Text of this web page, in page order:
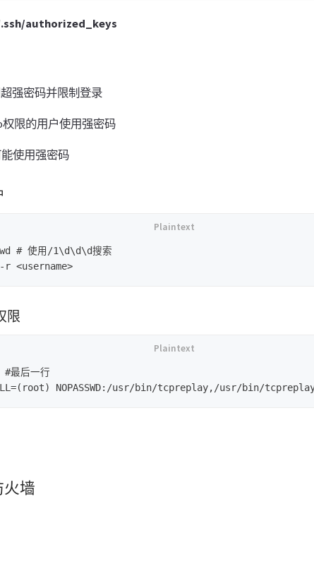
authorized_keys
强密码并限制登录
限的用户使用强密码
使用强密码
# 使用/1\d\d\d搜索
限
最后一行
火墙